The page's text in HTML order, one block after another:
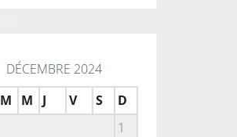
DÉCEMBRE 2024
M M J V S
D
1